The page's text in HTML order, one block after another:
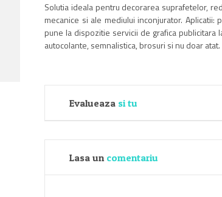
Solutia ideala pentru decorarea suprafetelor,
mecanice si ale mediului inconjurator.
pune la dispozitie servicii de grafica
autocolante, semnalistica, brosuri si nu doar atat.
Evalueaza si tu
Lasa un comentariu